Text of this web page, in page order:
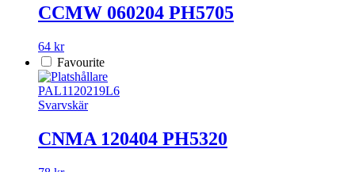
CCMW 060204 PH5705
64 kr
Favourite
PAL1120219L6
Svarvskär
CNMA 120404 PH5320